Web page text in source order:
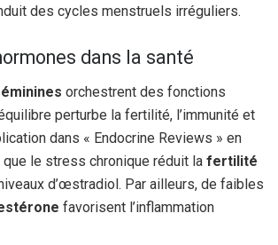
des cycles menstruels irréguliers.
dans la santé
orchestrent des fonctions
perturbe la fertilité, l’immunité et
dans « Endocrine Reviews » en
le stress chronique réduit la fertilité
d’œstradiol. Par ailleurs, de faibles
favorisent l’inflammation